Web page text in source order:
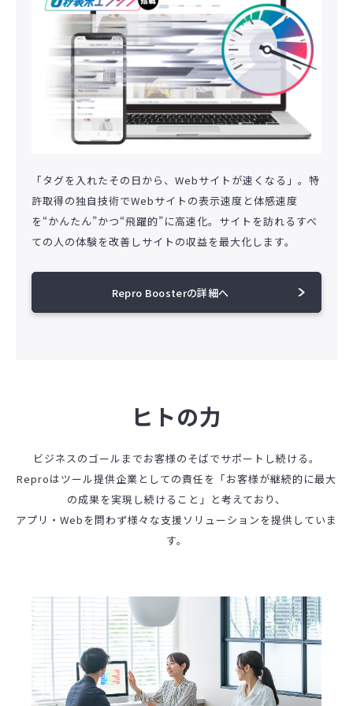
「タグを入れたその日から、Webサイトが速くなる」。特
許取得の独自技術でWebサイトの表示速度と体感速度
を“かんたん”かつ“飛躍的”に高速化。サイトを訪れるすべ
ての人の体験を改善しサイトの収益を最大化します。
Repro Boosterの詳細へ
ヒトの力
ビジネスのゴールまでお客様のそばでサポートし続ける。
Reproはツール提供企業としての責任を「お客様が継続的に最大
の成果を実現し続けること」と考えており、
アプリ・Webを問わず様々な支援ソリューションを提供していま
す。